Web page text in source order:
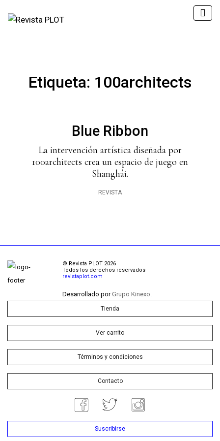
Etiqueta: 100architects
Blue Ribbon
La intervención artística diseñada por
100architects crea un espacio de juego en
Shanghái.
REVISTA
© Revista PLOT 2026
Todos los derechos reservados
revistaplot.com
Desarrollado porGrupo Kinexo.
Tienda
Ver carrito
Términos y condiciones
Contacto
Suscribirse